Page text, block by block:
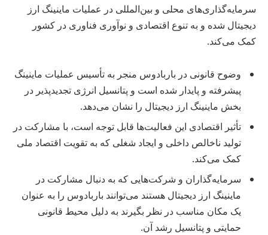
سرمایه‌گذاری‌های محلی و بین‌المللی در عملیات ماینینگ ارز
دیجیتال شده و به تنوع اقتصادی و نوآوری فناوری در کشور
کمک می‌کند.
وضوح قانونی در باربادوس منجر به تأسیس عملیات ماینینگ
پیشرفته و پایدار شده است و پتانسیل انرژی تجدیدپذیر در
بخش ماینینگ ارز دیجیتال را نشان می‌دهد.
تأثیر اقتصادی این فعالیت‌ها قابل توجه است، با مشارکت در
تولید ناخالص داخلی و ایجاد شغلی که به تقویت اقتصاد ملی
کمک می‌کند.
سرمایه‌گذاران و شرکت‌هایی که به دنبال مشارکت در
ماینینگ ارز دیجیتال هستند می‌توانند باربادوس را به عنوان
یک مکان مناسب در نظر بگیرند به دلیل محیط قانونی
حمایتی و پتانسیل رشد آن.